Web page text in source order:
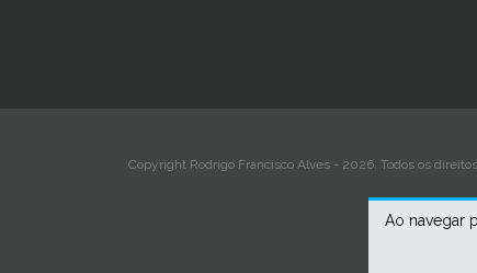
Ao navegar
Copyright Rodrigo Francisco Alves - 2026. Todos os